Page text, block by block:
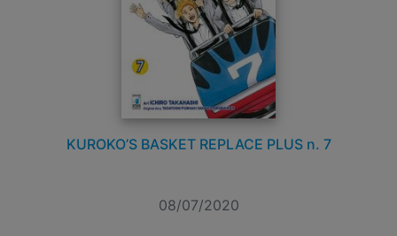
KUROKO’S BASKET REPLACE PLUS n. 7
08/07/2020